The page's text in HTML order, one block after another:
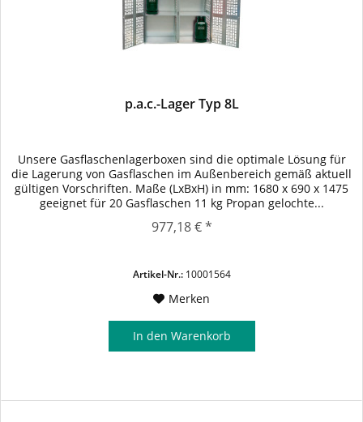
p.a.c.-Lager Typ 8L
Unsere Gasflaschenlagerboxen sind die optimale Lösung für
die Lagerung von Gasflaschen im Außenbereich gemäß aktuell
gültigen Vorschriften. Maße (LxBxH) in mm: 1680 x 690 x 1475
geeignet für 20 Gasflaschen 11 kg Propan gelochte...
977,18 € *
Artikel-Nr.:10001564
Merken
In den Warenkorb